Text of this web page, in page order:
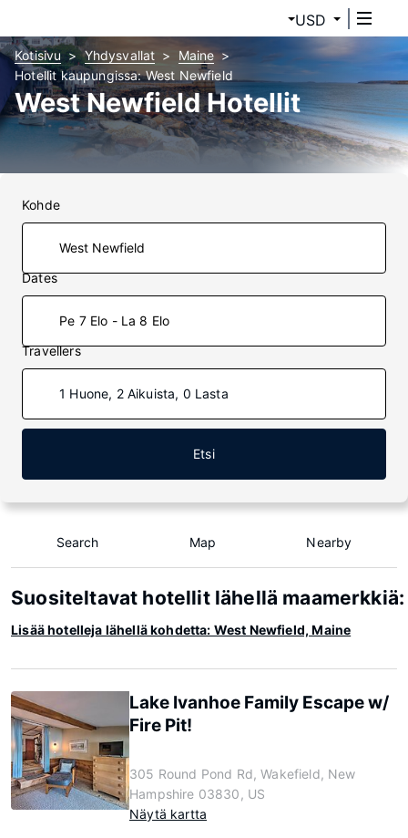
USD
Kotisivu Yhdysvallat
Maine
Hotellit kaupungissa: West Newfield
West Newfield Hotellit
Kohde
Dates
Pe 7 Elo - La 8 Elo
Travellers
1 Huone, 2 Aikuista, 0 Lasta
Etsi
Search Map Nearby
Suositeltavat hotellit lähellä
Lisää hotelleja lähellä kohdetta: West Newfield, Maine
Lake Ivanhoe Family Escape w/
Fire Pit!
305 Round Pond Rd, Wakefield, New
Hampshire 03830, US
Näytä kartta